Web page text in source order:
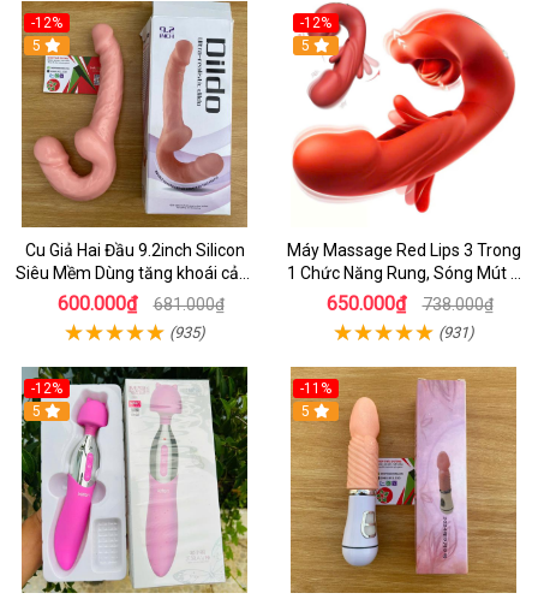
-12%
5
Cu Giả Hai Đầu 9.2inch Silicon
Siêu Mềm Dùng tăng khoái cảm
khi quan hệ
600.000₫ 681.000₫
(935)
-12%
5
Máy Massage Red Lips 3 Trong
1 Chức Năng Rung, Sóng Mút &
Đá Lưỡi Mềm Mại
650.000₫ 738.000₫
(931)
-12%
5
-11%
5